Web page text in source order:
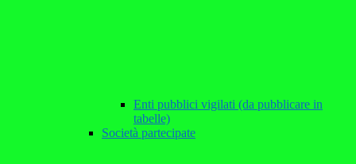
Enti pubblici vigilati (da pubblicare in
tabelle)
Società partecipate